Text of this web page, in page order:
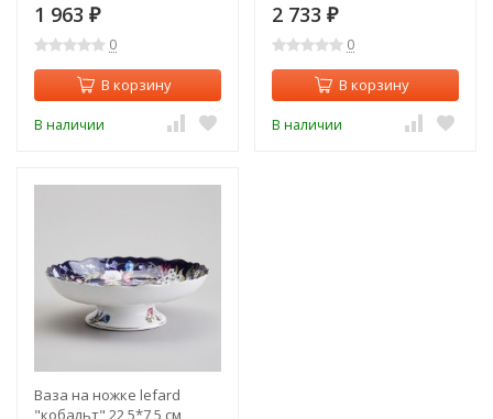
1 963 ₽
0
В корзину
В наличии
2 733 ₽
0
В корзину
В наличии
Ваза на ножке lefard
"кобальт" 22,5*7,5 см